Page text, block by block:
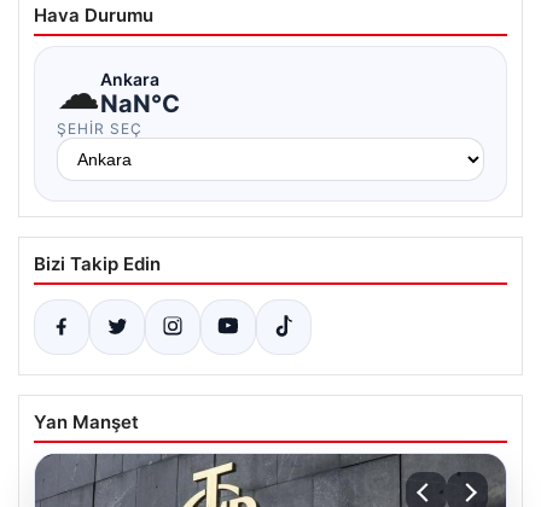
Hava Durumu
☁Ankara
NaN°C
ŞEHIR SEÇ
Bizi Takip Edin
Yan Manşet